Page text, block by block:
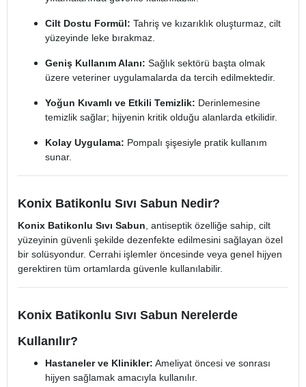
Cilt Dostu Formül: Tahriş ve kızarıklık oluşturmaz, cilt
yüzeyinde leke bırakmaz.
Geniş Kullanım Alanı: Sağlık sektörü başta olmak
üzere veteriner uygulamalarda da tercih edilmektedir.
Yoğun Kıvamlı ve Etkili Temizlik: Derinlemesine
temizlik sağlar; hijyenin kritik olduğu alanlarda etkilidir.
Kolay Uygulama: Pompalı şişesiyle pratik kullanım
sunar.
Konix Batikonlu Sıvı Sabun Nedir?
Konix Batikonlu Sıvı Sabun, antiseptik özelliğe sahip, cilt
yüzeyinin güvenli şekilde dezenfekte edilmesini sağlayan özel
bir solüsyondur. Cerrahi işlemler öncesinde veya genel hijyen
gerektiren tüm ortamlarda güvenle kullanılabilir.
Konix Batikonlu Sıvı Sabun Nerelerde
Kullanılır?
Hastaneler ve Klinikler: Ameliyat öncesi ve sonrası
hijyen sağlamak amacıyla kullanılır.